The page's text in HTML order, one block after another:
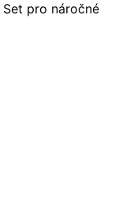
pro náročné